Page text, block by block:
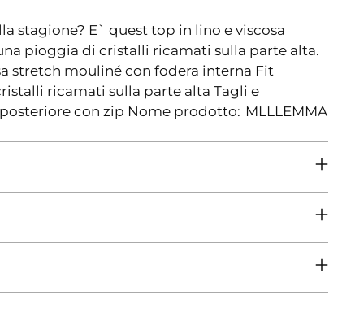
stagione? E` quest top in lino e viscosa
pioggia di cristalli ricamati sulla parte alta.
stretch mouliné con fodera interna Fit
ricamati sulla parte alta Tagli e
con zip Nome prodotto: MLLLEMMA